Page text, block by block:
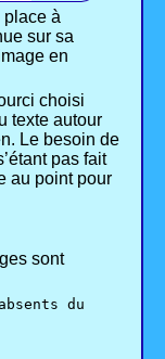
place à
sur sa
en
choisi
texte autour
Le besoin de
pas fait
au point pour
sont
du